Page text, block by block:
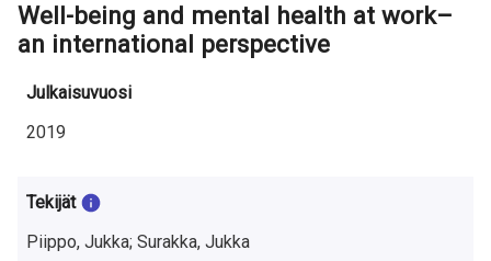
t
o
a
t
u
t
Well-being and mental health at work–
an international perspective
Julkaisuvuosi
2019
Tekijät
Piippo, Jukka; Surakka, Jukka